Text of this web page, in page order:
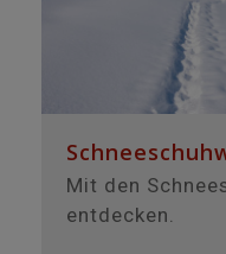
Mit den
entdecken.